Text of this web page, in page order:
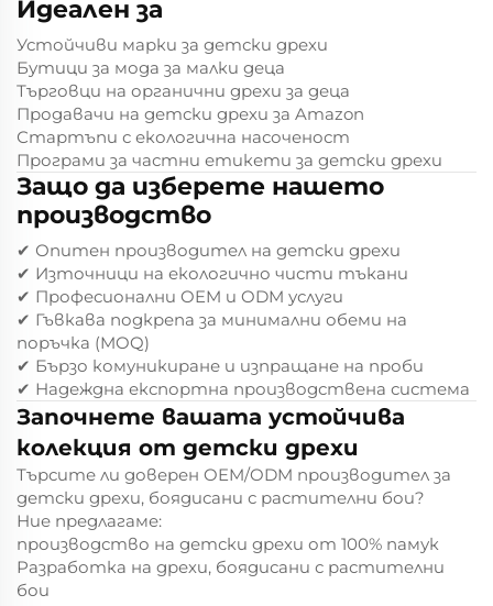
Идеален за
Устойчиви марки за детски дрехи
Бутици за мода за малки деца
Търговци на органични дрехи за деца
Продавачи на детски дрехи за Amazon
Стартъпи с екологична насоченост
Програми за частни етикети за детски дрехи
Защо да изберете нашето
производство
✔ Опитен производител на детски дрехи
✔ Източници на екологично чисти тъкани
✔ Професионални OEM и ODM услуги
✔ Гъвкава подкрепа за минимални обеми на
поръчка (MOQ)
✔ Бързо комуникиране и изпращане на проби
✔ Надеждна експортна производствена система
Започнете вашата устойчива
колекция от детски дрехи
Търсите ли доверен OEM/ODM производител за
детски дрехи, боядисани с растителни бои?
Ние предлагаме:
производство на детски дрехи от 100% памук
Разработка на дрехи, боядисани с растителни
бои